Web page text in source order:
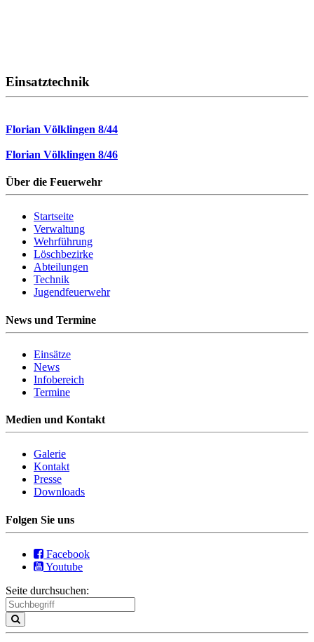
Einsatztechnik
Florian Völklingen 8/44
Florian Völklingen 8/46
Über die Feuerwehr
Startseite
Verwaltung
Wehrführung
Löschbezirke
Abteilungen
Technik
Jugendfeuerwehr
News und Termine
Einsätze
News
Infobereich
Termine
Medien und Kontakt
Galerie
Kontakt
Presse
Downloads
Folgen Sie uns
Facebook
Youtube
Seite durchsuchen: